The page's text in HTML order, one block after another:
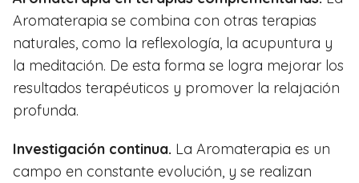
Aromaterapia se combina con otras terapias
naturales, como la reflexología, la acupuntura y
la meditación. De esta forma se logra mejorar los
resultados terapéuticos y promover la relajación
profunda.
Investigación continua. La Aromaterapia es un
campo en constante evolución, y se realizan